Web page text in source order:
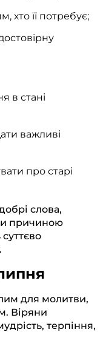
хто її потребує;
в стані
важливі
про старі
слова,
причиною
для молитви,
Віряни
терпіння,